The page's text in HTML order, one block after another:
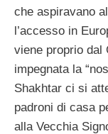
che aspiravano
l’accesso in
viene proprio dal
impegnata la
Shakhtar ci si
padroni di casa
alla Vecchia